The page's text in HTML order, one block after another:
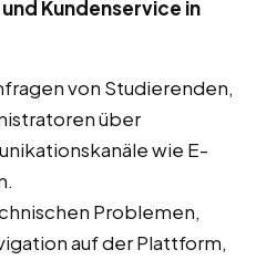
Kundenservice in
von Studierenden,
über
wie E-
Problemen,
auf der Plattform,